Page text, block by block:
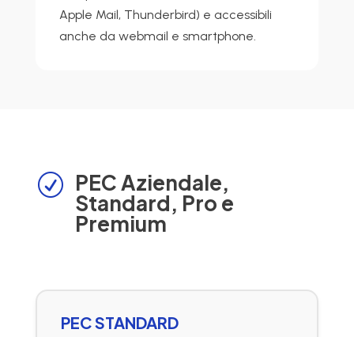
Apple Mail, Thunderbird) e accessibili
anche da webmail e smartphone.
R PEC Aziendale,
Standard, Pro e
Premium
PEC STANDARD